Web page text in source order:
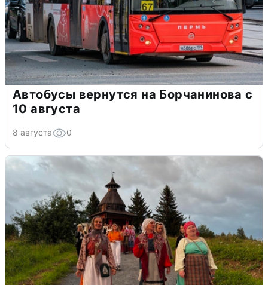
Автобусы вернутся на Борчанинова с
10 августа
8 августа 0